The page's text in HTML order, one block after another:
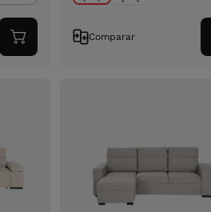
Adicionar
ao
Comparar